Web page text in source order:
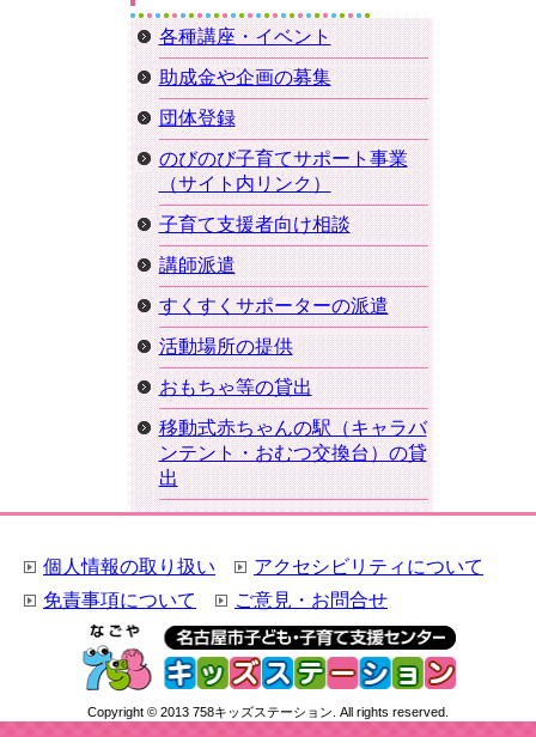
各種講座・イベント
助成金や企画の募集
団体登録
のびのび子育てサポート事業
（サイト内リンク）
子育て支援者向け相談
講師派遣
すくすくサポーターの派遣
活動場所の提供
おもちゃ等の貸出
移動式赤ちゃんの駅（キャラバ
ンテント・おむつ交換台）の貸
出
個人情報の取り扱い
アクセシビリティについて
免責事項について
ご意見・お問合せ
Copyright © 2013 758キッズステーション. All rights reserved.